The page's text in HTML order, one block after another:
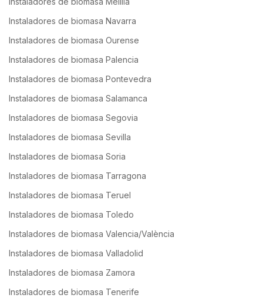
Instaladores de biomasa Navarra
Instaladores de biomasa Ourense
Instaladores de biomasa Palencia
Instaladores de biomasa Pontevedra
Instaladores de biomasa Salamanca
Instaladores de biomasa Segovia
Instaladores de biomasa Sevilla
Instaladores de biomasa Soria
Instaladores de biomasa Tarragona
Instaladores de biomasa Teruel
Instaladores de biomasa Toledo
Instaladores de biomasa Valencia/València
Instaladores de biomasa Valladolid
Instaladores de biomasa Zamora
Instaladores de biomasa Tenerife